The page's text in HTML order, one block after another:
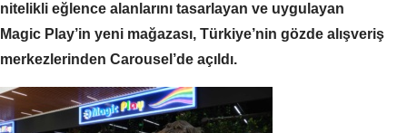
nitelikli eğlence alanlarını tasarlayan ve uygulayan
Magic Play’in yeni mağazası, Türkiye’nin gözde alışveriş
merkezlerinden Carousel’de açıldı.